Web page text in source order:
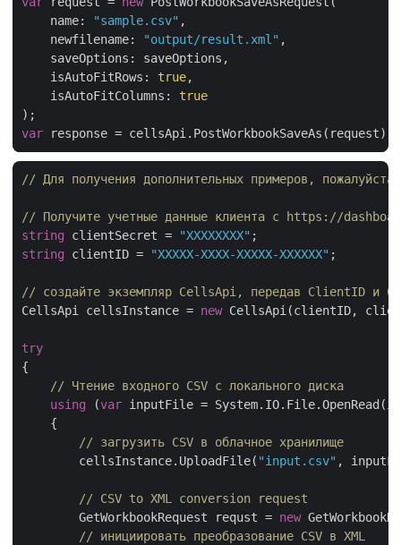
    name:
"sample.csv"
    newfilename:
"output/result.xml"
    isAutoFitRows:
true
    isAutoFitColumns:
true
var
// Для получения дополнительных примеров,
// Получите учетные данные клиента с https://
string clientSecret = "XXXXXXXX"
string clientID = "XXXXX-XXXX-XXXXX-XXXXXX" ;
// создайте экземпляр CellsApi, передав ClientID и
CellsApi cellsInstance = new CellsApi(clientID,
try
{
// Чтение входного CSV с локального диска
using (var inputFile =
    {
// загрузить CSV в облачное хранилище
        cellsInstance.UploadFile(
"input.csv" ,
// CSV to XML conversion request
        GetWorkbookRequest requst =
new
// инициировать преобразование CSV в XML